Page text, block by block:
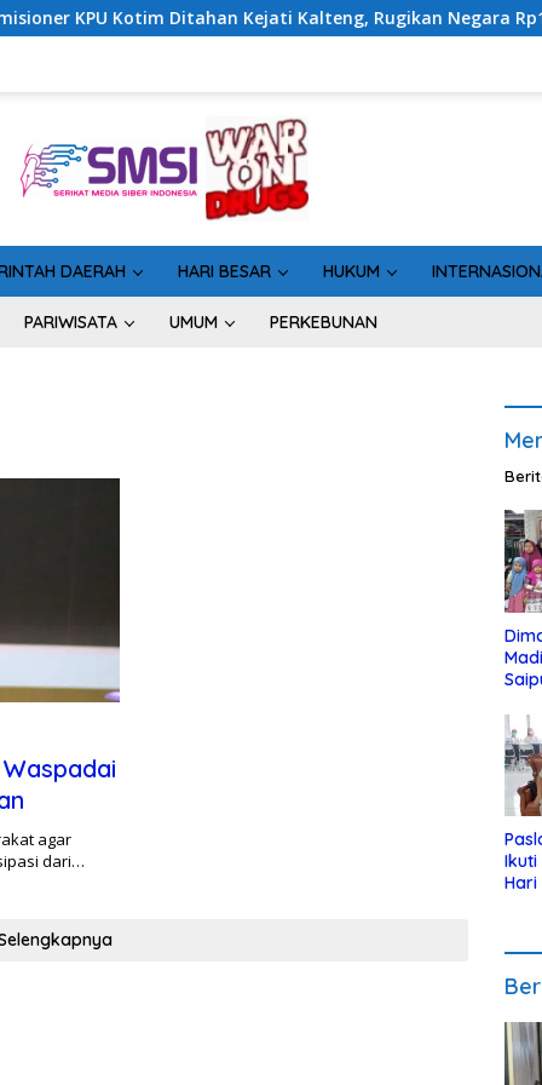
Ditahan Kejati Kalteng, Rugikan Negara Rp10 Miliar dari
DAERAH HARI BESAR HUKUM
PARIWISATA UMUM PERKEBUNAN
agar
dari…
Ikuti
Hari